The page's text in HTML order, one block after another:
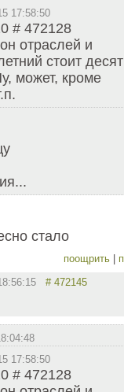
17:58:50
# 472128
отраслей и
стоит
может, кроме
стало
поощрить
# 472145
17:58:50
# 472128